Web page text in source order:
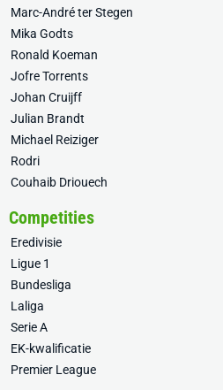
Marc-André ter Stegen
Mika Godts
Ronald Koeman
Jofre Torrents
Johan Cruijff
Julian Brandt
Michael Reiziger
Rodri
Couhaib Driouech
Competities
Eredivisie
Ligue 1
Bundesliga
Laliga
Serie A
EK-kwalificatie
Premier League